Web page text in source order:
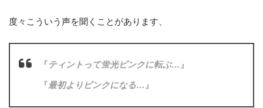
度々こういう声を聞くことがあります、
『ティントって蛍光ピンクに転ぶ… 』
『最初よりピンクになる… 』